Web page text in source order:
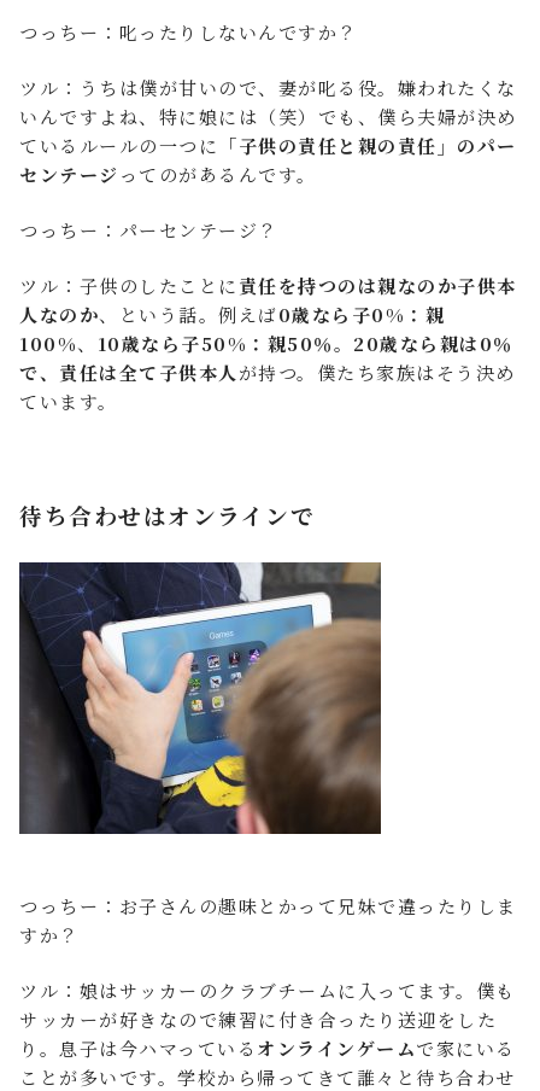
つっちー：叱ったりしないんですか？
ツル：うちは僕が甘いので、妻が叱る役。嫌われたくな
いんですよね、特に娘には（笑）でも、僕ら夫婦が決め
ているルールの一つに
「子供の責任と親の責任」のパー
センテージ ってのがあるんです。
つっちー：パーセンテージ？
ツル：子供のしたことに 責任を持つのは親なのか子供本
人なのか、という話。例えば0歳なら子0%：親
100%、 10歳なら子50%：親50％。20歳なら親は0％
で、責任は全て子供本人が持つ。僕たち家族はそう決め
ています。
待ち合わせはオンラインで
つっちー：お子さんの趣味とかって兄妹で違ったりしま
すか？
ツル：娘はサッカーのクラブチームに入ってます。僕も
サッカーが好きなので練習に付き合ったり送迎をした
り。息子は今ハマっている オンラインゲームで家にいる
ことが多いです。学校から帰ってきて誰々と待ち合わせ